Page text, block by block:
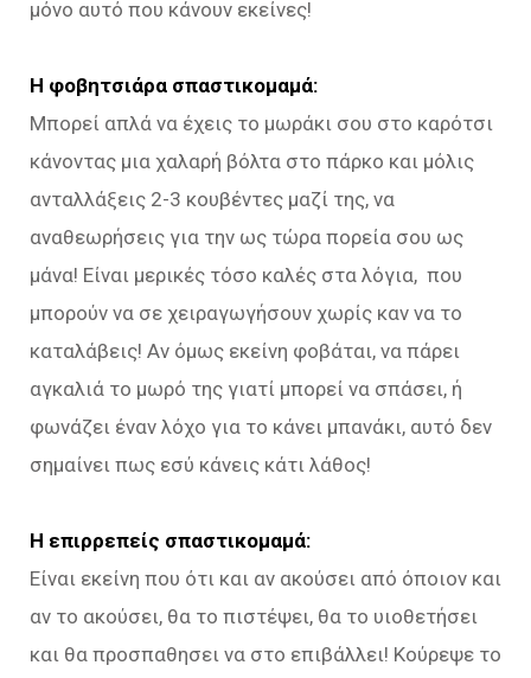
μόνο αυτό που κάνουν εκείνες!
Η φοβητσιάρα σπαστικομαμά:
Μπορεί απλά να έχεις το μωράκι σου στο καρότσι
κάνοντας μια χαλαρή βόλτα στο πάρκο και μόλις
ανταλλάξεις 2-3 κουβέντες μαζί της, να
αναθεωρήσεις για την ως τώρα πορεία σου ως
μάνα! Είναι μερικές τόσο καλές στα λόγια, που
μπορούν να σε χειραγωγήσουν χωρίς καν να το
καταλάβεις! Αν όμως εκείνη φοβάται, να πάρει
αγκαλιά το μωρό της γιατί μπορεί να σπάσει, ή
φωνάζει έναν λόχο για το κάνει μπανάκι, αυτό δεν
σημαίνει πως εσύ κάνεις κάτι λάθος!
Η επιρρεπείς σπαστικομαμά:
Είναι εκείνη που ότι και αν ακούσει από όποιον και
αν το ακούσει, θα το πιστέψει, θα το υιοθετήσει
και θα προσπαθησει να στο επιβάλλει! Κούρεψε το